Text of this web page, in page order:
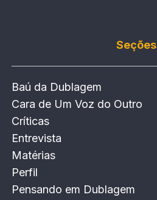
Seções
Baú da Dublagem
Cara de Um Voz do Outro
Críticas
Entrevista
Matérias
Perfil
Pensando em Dublagem